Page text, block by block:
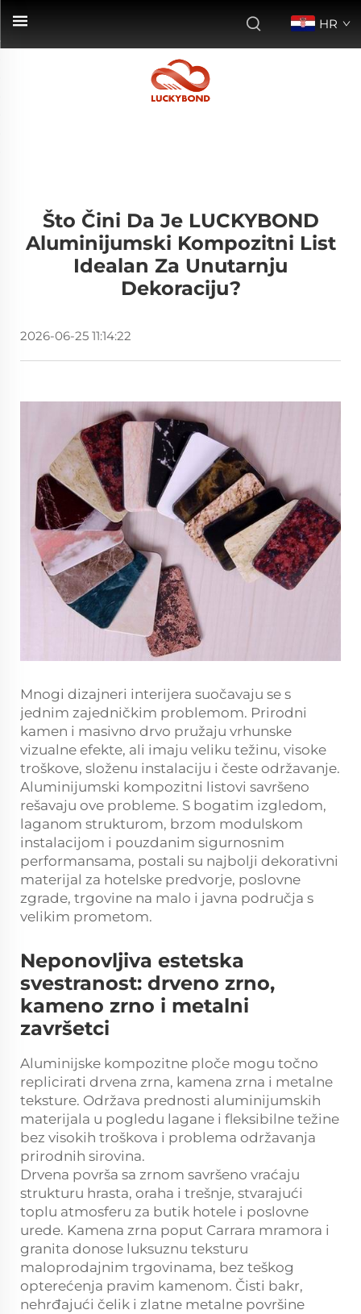
HR
Što Čini Da Je LUCKYBOND
Aluminijumski Kompozitni List
Idealan Za Unutarnju
Dekoraciju?
2026-06-25 11:14:22
Mnogi dizajneri interijera suočavaju se s
jednim zajedničkim problemom. Prirodni
kamen i masivno drvo pružaju vrhunske
vizualne efekte, ali imaju veliku težinu, visoke
troškove, složenu instalaciju i česte održavanje.
Aluminijumski kompozitni listovi savršeno
rešavaju ove probleme. S bogatim izgledom,
laganom strukturom, brzom modulskom
instalacijom i pouzdanim sigurnosnim
performansama, postali su najbolji dekorativni
materijal za hotelske predvorje, poslovne
zgrade, trgovine na malo i javna područja s
velikim prometom.
Neponovljiva estetska
svestranost: drveno zrno,
kameno zrno i metalni
završetci
Aluminijske kompozitne ploče mogu točno
replicirati drvena zrna, kamena zrna i metalne
teksture. Održava prednosti aluminijumskih
materijala u pogledu lagane i fleksibilne težine
bez visokih troškova i problema održavanja
prirodnih sirovina.
Drvena površa sa zrnom savršeno vraćaju
strukturu hrasta, oraha i trešnje, stvarajući
toplu atmosferu za butik hotele i poslovne
urede. Kamena zrna poput Carrara mramora i
granita donose luksuznu teksturu
maloprodajnim trgovinama, bez teškog
opterećenja pravim kamenom. Čisti bakr,
nehrđajući čelik i zlatne metalne površine